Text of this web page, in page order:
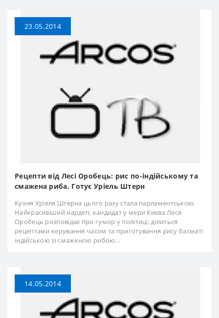
23.05.2014
Рецепти від Лесі Оробець: рис по-індійському та
смажена риба. Готує Уріель Штерн
Кухня Уріеля Штерна цього разу стала парламентською.
Найкрасивіший нардеп, кандидат у мери Києва Леся
Оробець розповідає про гумор у політиці, ділиться
рецептами керування часом та приготування рису басматі
індійською зі смаженою рибою...
14.05.2014